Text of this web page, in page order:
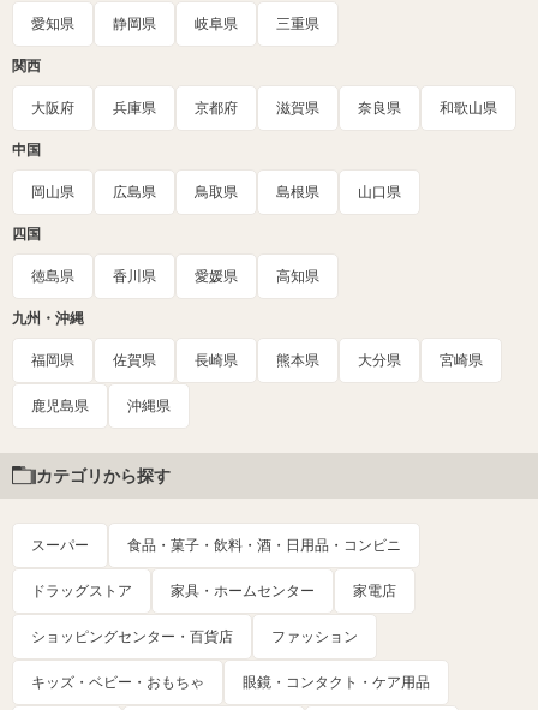
愛知県 静岡県 岐阜県 三重県
関西
大阪府 兵庫県 京都府 滋賀県 奈良県 和歌山県
中国
岡山県 広島県 鳥取県 島根県 山口県
四国
徳島県 香川県 愛媛県 高知県
九州・沖縄
福岡県 佐賀県 長崎県 熊本県 大分県 宮崎県
鹿児島県 沖縄県
カテゴリから探す
スーパー 食品・菓子・飲料・酒・日用品・コンビニ
ドラッグストア 家具・ホームセンター 家電店
ショッピングセンター・百貨店 ファッション
キッズ・ベビー・おもちゃ 眼鏡・コンタクト・ケア用品